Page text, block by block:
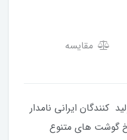
مقایسه
کنندگان ایرانی نامدار
گوشت های متنوع